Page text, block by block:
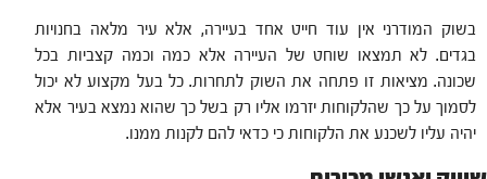
בשוק המודרני אין עוד חייט אחד בעיירה, אלא עיר מלאה בחנויות
בגדים. לא תמצאו שוחט של העיירה אלא כמה וכמה קצביות בכל
שכונה. מציאות זו פתחה את השוק לתחרות. כל בעל מקצוע לא יכול
לסמוך על כך שהלקוחות יזרמו אליו רק בשל כך שהוא נמצא בעיר אלא
יהיה עליו לשכנע את הלקוחות כי כדאי להם לקנות ממנו.